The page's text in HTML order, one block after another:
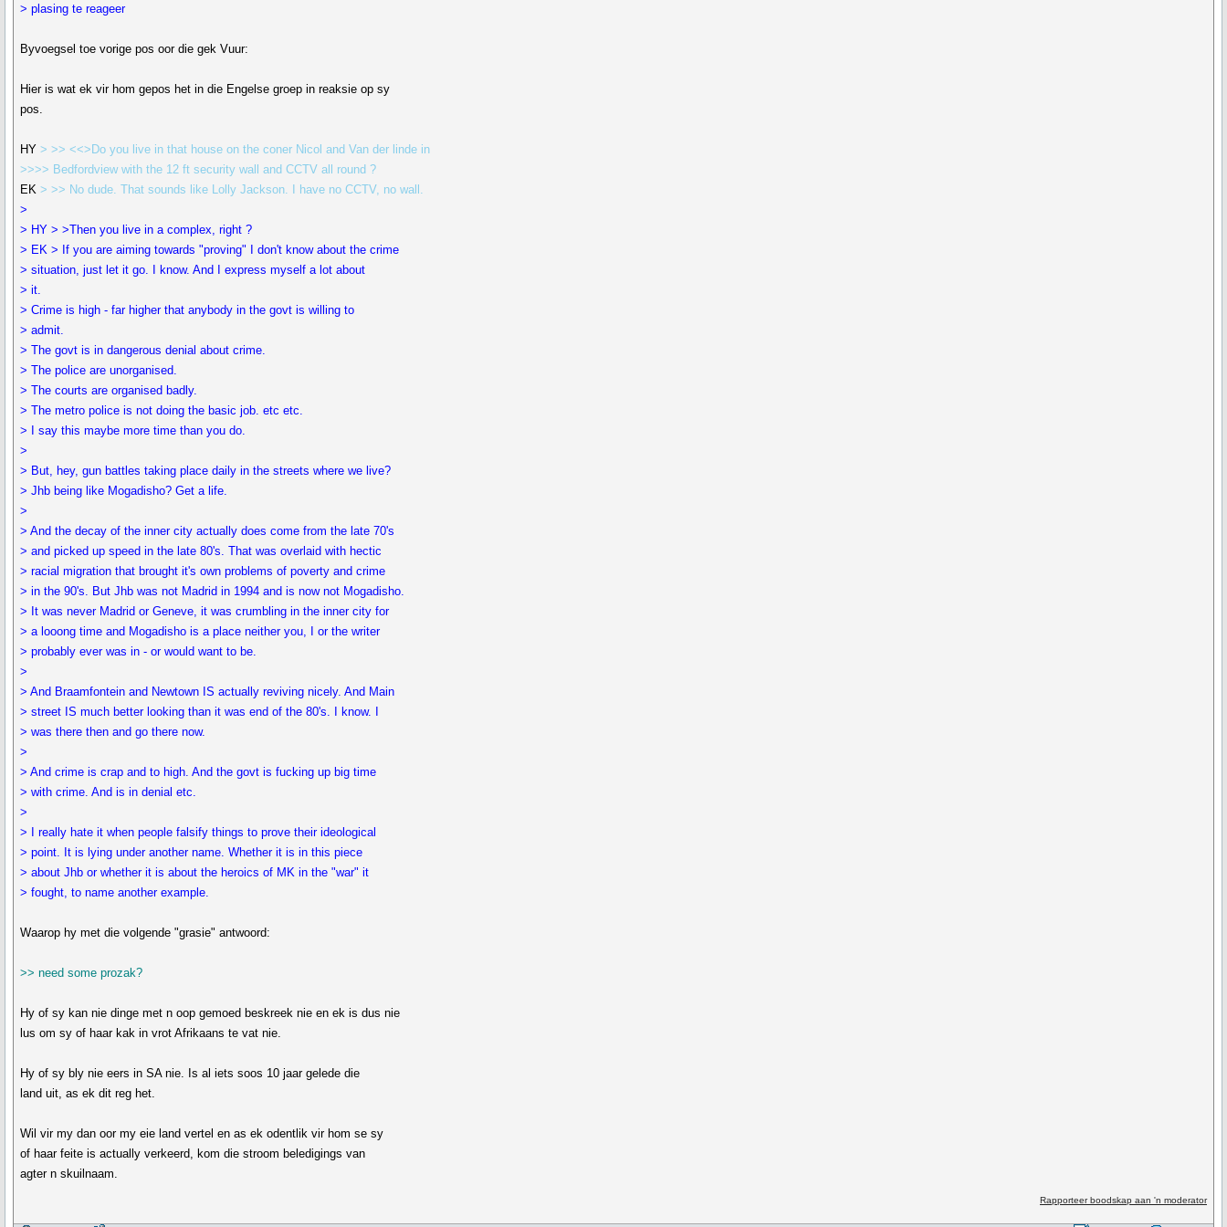
> plasing te reageer
Byvoegsel toe vorige pos oor die gek Vuur:
Hier is wat ek vir hom gepos het in die Engelse groep in reaksie op sy
pos.
HY> >> <<>Do you live in that house on the coner Nicol and Van der linde in
>>>> Bedfordview with the 12 ft security wall and CCTV all round ?
EK> >> No dude. That sounds like Lolly Jackson. I have no CCTV, no wall.
>
> HY > >Then you live in a complex, right ?
> EK > If you are aiming towards "proving" I don't know about the crime
> situation, just let it go. I know. And I express myself a lot about
> it.
> Crime is high - far higher that anybody in the govt is willing to
> admit.
> The govt is in dangerous denial about crime.
> The police are unorganised.
> The courts are organised badly.
> The metro police is not doing the basic job. etc etc.
> I say this maybe more time than you do.
>
> But, hey, gun battles taking place daily in the streets where we live?
> Jhb being like Mogadisho? Get a life.
>
> And the decay of the inner city actually does come from the late 70's
> and picked up speed in the late 80's. That was overlaid with hectic
> racial migration that brought it's own problems of poverty and crime
> in the 90's. But Jhb was not Madrid in 1994 and is now not Mogadisho.
> It was never Madrid or Geneve, it was crumbling in the inner city for
> a looong time and Mogadisho is a place neither you, I or the writer
> probably ever was in - or would want to be.
>
> And Braamfontein and Newtown IS actually reviving nicely. And Main
> street IS much better looking than it was end of the 80's. I know. I
> was there then and go there now.
>
> And crime is crap and to high. And the govt is fucking up big time
> with crime. And is in denial etc.
>
> I really hate it when people falsify things to prove their ideological
> point. It is lying under another name. Whether it is in this piece
> about Jhb or whether it is about the heroics of MK in the "war" it
> fought, to name another example.
Waarop hy met die volgende "grasie" antwoord:
>> need some prozak?
Hy of sy kan nie dinge met n oop gemoed beskreek nie en ek is dus nie
lus om sy of haar kak in vrot Afrikaans te vat nie.
Hy of sy bly nie eers in SA nie. Is al iets soos 10 jaar gelede die
land uit, as ek dit reg het.
Wil vir my dan oor my eie land vertel en as ek odentlik vir hom se sy
of haar feite is actually verkeerd, kom die stroom beledigings van
agter n skuilnaam.
Rapporteer boodskap aan 'n moderator